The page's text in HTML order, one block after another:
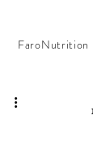
FaroNutrition